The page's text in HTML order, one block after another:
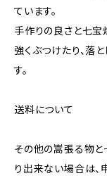
ています。
手作りの良さと七宝
強くぶつけたり、落
す。
送料について
その他の嵩張る物と
り出来ない場合は、